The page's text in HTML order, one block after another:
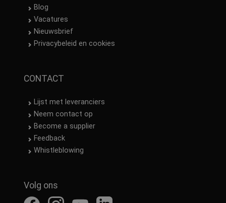
Blog
Vacatures
Nieuwsbrief
Privacybeleid en cookies
CONTACT
Lijst met leveranciers
Neem contact op
Become a supplier
Feedback
Whistleblowing
Volg ons